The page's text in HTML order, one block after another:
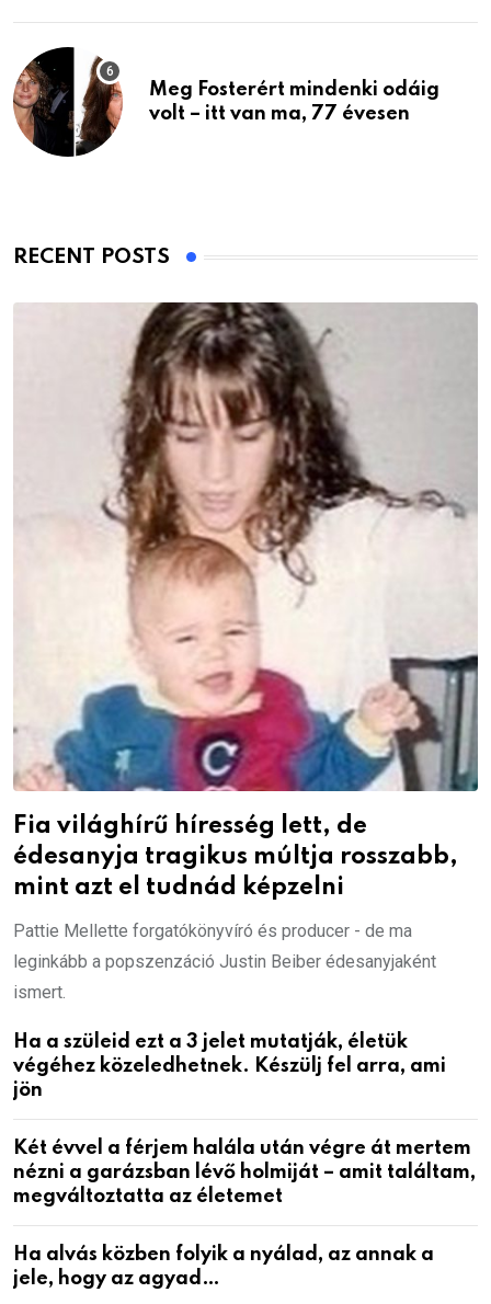
Meg Fosterért mindenki odáig
volt – itt van ma, 77 évesen
RECENT POSTS
Fia világhírű híresség lett, de
édesanyja tragikus múltja rosszabb,
mint azt el tudnád képzelni
Pattie Mellette forgatókönyvíró és producer - de ma
leginkább a popszenzáció Justin Beiber édesanyjaként
ismert.
Ha a szüleid ezt a 3 jelet mutatják, életük
végéhez közeledhetnek. Készülj fel arra, ami
jön
Két évvel a férjem halála után végre át mertem
nézni a garázsban lévő holmiját – amit találtam,
megváltoztatta az életemet
Ha alvás közben folyik a nyálad, az annak a
jele, hogy az agyad…